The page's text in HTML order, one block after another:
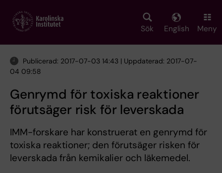
main
Sök English Meny
Publicerad: 2017-07-03 14:43 | Uppdaterad: 2017-07-
04 09:58
Genrymd för toxiska reaktioner
förutsäger risk för leverskada
IMM-forskare har konstruerat en genrymd för
toxiska reaktioner; den förutsäger risken för
leverskada från kemikalier och läkemedel.